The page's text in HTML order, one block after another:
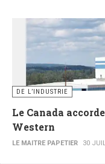
DE L’INDUSTRIE
Le Canada
Western
LE MAITRE PAPETIER 30